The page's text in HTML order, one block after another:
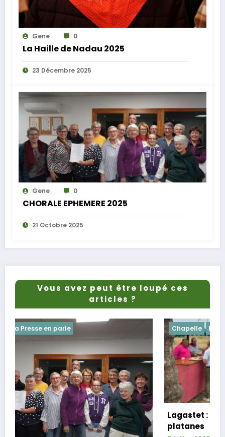
Gene 0
La Haille de Nadau 2025
23 Décembre 2025
Gene 0
CHORALE EPHEMERE 2025
21 Octobre 2025
Vous avez peut être loupé ces
articles ?
Chapelle
Lagastet : le repas champêtre réussi
platanes